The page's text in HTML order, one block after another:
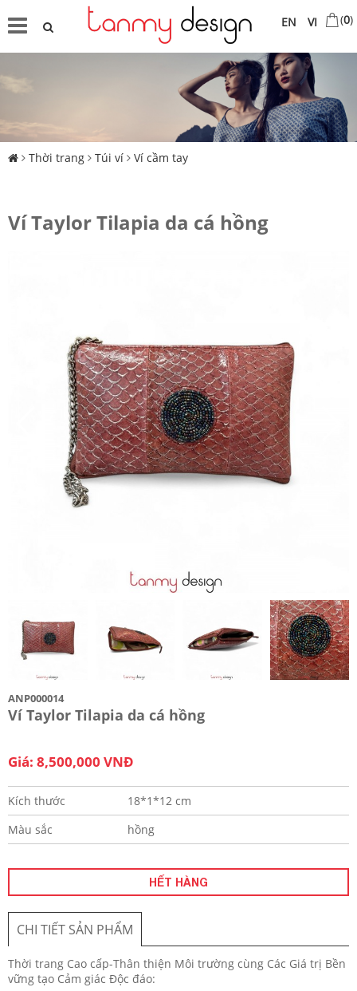
VI
EN (0)
Thời trang Túi ví Ví cầm tay
Ví Taylor Tilapia da cá hồng
ANP000014
Ví Taylor Tilapia da cá hồng
Giá: 8,500,000 VNĐ
Kích thước
18*1*12 cm
Màu sắc
hồng
HẾT HÀNG
CHI TIẾT SẢN PHẨM
Thời trang Cao cấp-Thân thiện Môi trường cùng Các Giá trị Bền
vững tạo Cảm giác Độc đáo: